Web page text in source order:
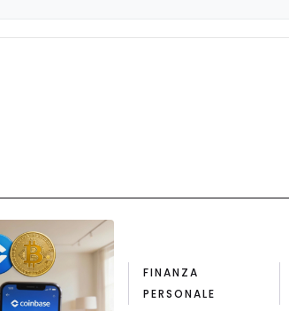
FINANZA
PERSONALE